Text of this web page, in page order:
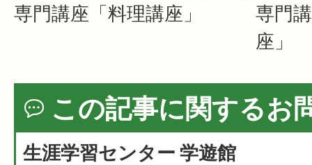
専門講座「料理講座」
専門
座」
この記事に関するお
生涯学習センター 学遊館